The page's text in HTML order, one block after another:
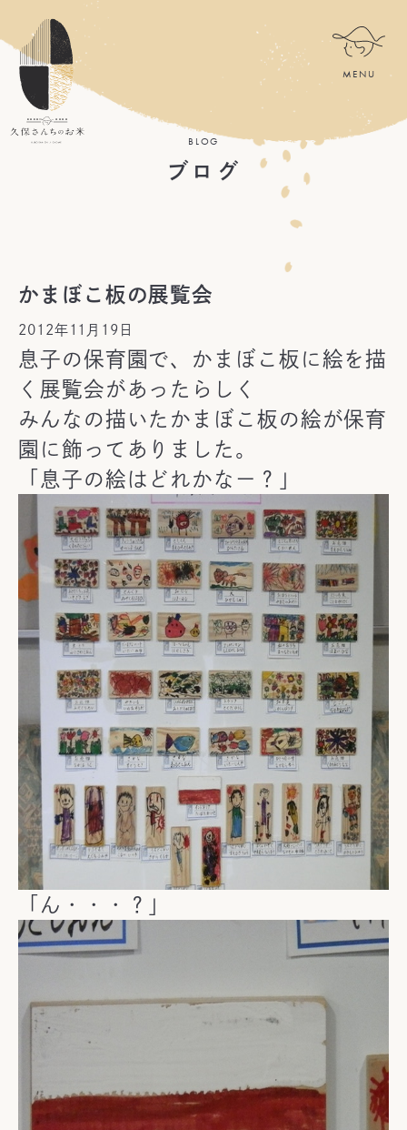
BLOG
ブログ
かまぼこ板の展覧会
2012年11月19日
息子の保育園で、かまぼこ板に絵を描
く展覧会があったらしく
みんなの描いたかまぼこ板の絵が保育
園に飾ってありました。
「息子の絵はどれかなー？」
「ん・・・？」